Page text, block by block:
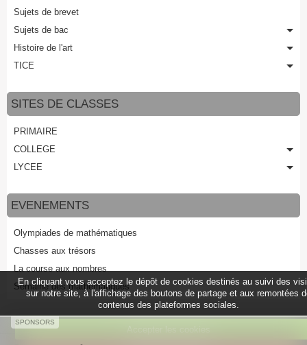
Sujets de brevet
Sujets de bac
Histoire de l'art
TICE
SITES DE CLASSES
PRIMAIRE
COLLEGE
LYCEE
EVENEMENTS
Olympiades de mathématiques
Chasses aux trésors
La course aux nombres
Semaine des mathématiques
SPONSORS
En cliquant vous acceptez le dépôt de cookies destinés au suivi des
sur notre site, à l'affichage des boutons de partage et aux remontées
contenus des plateformes sociales.
Accepter les cookies